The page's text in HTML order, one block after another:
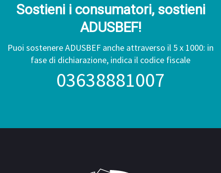
Sostieni i consumatori, sostieni
ADUSBEF!
Puoi sostenere ADUSBEF anche attraverso il 5 x 1000: in
fase di dichiarazione, indica il codice fiscale
03638881007